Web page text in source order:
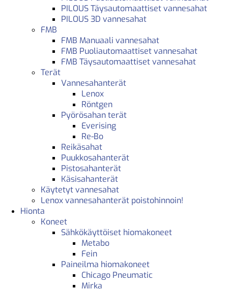
PILOUS Täysautomaattiset vannesahat
PILOUS 3D vannesahat
FMB
FMB Manuaali vannesahat
FMB Puoliautomaattiset vannesahat
FMB Täysautomaattiset vannesahat
Terät
Vannesahanterät
Lenox
Röntgen
Pyörösahan terät
Everising
Re-Bo
Reikäsahat
Puukkosahanterät
Pistosahanterät
Käsisahanterät
Käytetyt vannesahat
Lenox vannesahanterät poistohinnoin!
Hionta
Koneet
Sähkökäyttöiset hiomakoneet
Metabo
Fein
Paineilma hiomakoneet
Chicago Pneumatic
Mirka